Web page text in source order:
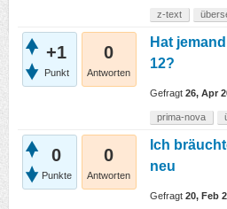
z-text
+1
Punkt
0
Antworten
Hat
12?
Gefragt 26, Apr
prima-nova
0
Punkte
0
Antworten
Ich
neu
Gefragt 20, Feb